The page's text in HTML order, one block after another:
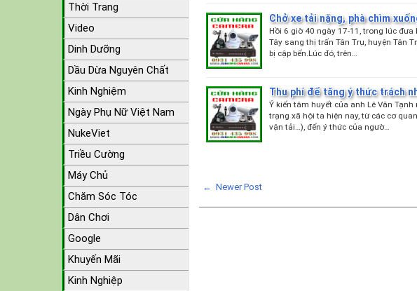
Chở xe tải nặng, phà chìm
Hồi 6 giờ 40 ngày 17-11, trong lúc
Tây sang thị trấn Tân Trụ, huyện Tân
bị cập bến.Lúc đó, trên…
Thu phí để tăng ý thức trách
Ý kiến tâm huyết của anh Lê Văn
trạng xã hội ta hiện nay, từ các cơ
vận tải…), đến ý thức của ngườ…
← Newer Post
Thời Trang
Video
Dinh Dưỡng
Dầu Dừa Nguyên Chất
Kinh Nghiệm
Ngày Phụ Nữ Việt Nam
NukeViet
Triều Cường
Máy Chủ
Chăm Sóc Tóc
Dân Chơi
Google
Khuyến Mãi
Kinh Nghiệp